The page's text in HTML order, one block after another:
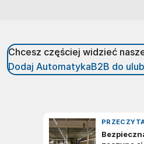
Chcesz częściej widzieć
Dodaj AutomatykaB2B do